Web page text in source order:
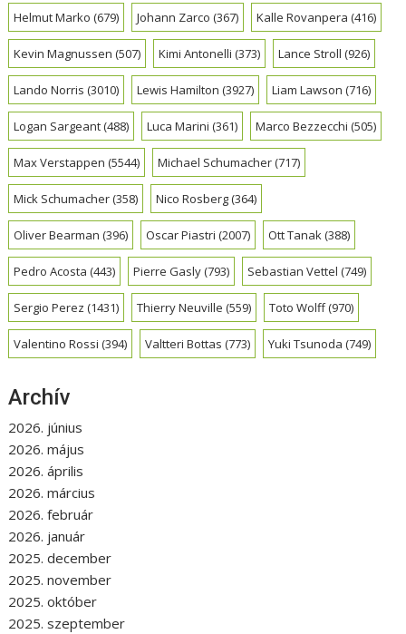
Helmut Marko (679) Johann Zarco (367) Kalle Rovanpera (416)
Kevin Magnussen (507) Kimi Antonelli (373) Lance Stroll (926)
Lando Norris (3010) Lewis Hamilton (3927) Liam Lawson (716)
Logan Sargeant(488) Luca Marini (361) Marco Bezzecchi (505)
Max Verstappen (5544) Michael Schumacher(717)
Mick Schumacher(358) Nico Rosberg(364)
Oliver Bearman (396) Oscar Piastri (2007) Ott Tanak(388)
Pedro Acosta (443) Pierre Gasly(793) Sebastian Vettel (749)
Sergio Perez (1431) Thierry Neuville (559) Toto Wolff(970)
Valentino Rossi (394) Valtteri Bottas (773) Yuki Tsunoda (749)
Archív
2026. június
2026. május
2026. április
2026. március
2026. február
2026. január
2025. december
2025. november
2025. október
2025. szeptember